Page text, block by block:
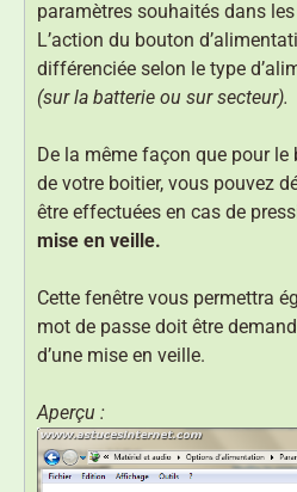
paramètres souhaités dans
L’action du bouton
différenciée selon le type
(sur la batterie ou sur secteur).
De la même façon que pour le
de votre boitier, vous pouvez
être effectuées en cas de
mise en veille.
Cette fenêtre vous permettra
mot de passe doit être
d’une mise en veille.
Aperçu :